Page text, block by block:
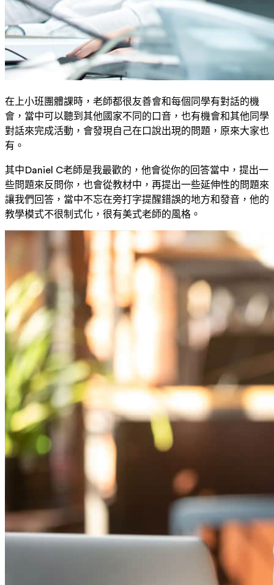
在上小班團體課時，老師都很友善會和每個同學有對話的機
會，當中可以聽到其他國家不同的口音，也有機會和其他同學
對話來完成活動，會發現自己在口說出現的問題，原來大家也
有。
其中Daniel C老師是我最歡的，他會從你的回答當中，提出一
些問題來反問你，也會從教材中，再提出一些延伸性的問題來
讓我們回答，當中不忘在旁打字提醒錯誤的地方和發音，他的
教學模式不很制式化，很有美式老師的風格。